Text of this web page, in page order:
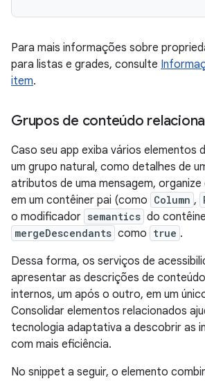
Para mais informações sobre
para listas e grades, consulte
item.
Grupos de conteúdo
Caso seu app exiba vários elementos
um grupo natural, como detalhes de
atributos de uma mensagem,
em um contêiner pai (como Column ,
o modificador semantics do
mergeDescendants como true .
Dessa forma, os serviços de
apresentar as descrições de
internos, um após o outro, em um
Consolidar elementos relacionados
tecnologia adaptativa a descobrir as
com mais eficiência.
No snippet a seguir, o elemento